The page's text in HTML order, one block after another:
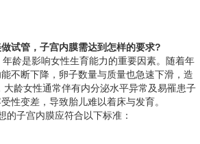
试管，子宫内膜需达到怎样的要求?
龄是影响女性生育能力的重要因素。随着年
不断下降，卵子数量与质量也急速下滑，造
大龄女性通常伴有内分泌水平异常及易罹患子
性变差，导致胎儿难以着床与发育。
的子宫内膜应符合以下标准：